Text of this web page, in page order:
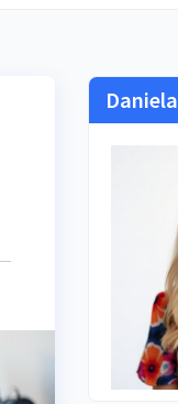
Daniela